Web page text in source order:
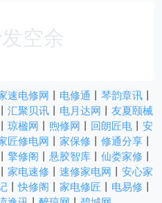
空余
速电修网 电修通 琴韵章讯
汇聚贝讯 电月达网
友夏颐械
琼楹网 煦修网 回朗匠电
安
匠修电网 家保修 修通分享
擎修阁 悬胶智库 仙娄家修
家电速修 速修家电网
安心家
丨快修阁 家电修匠 电易修